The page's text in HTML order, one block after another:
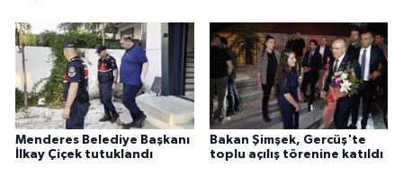
Menderes Belediye Başkanı
İlkay Çiçek tutuklandı
Bakan Şimşek, Gercüş'te
toplu açılış törenine katıldı